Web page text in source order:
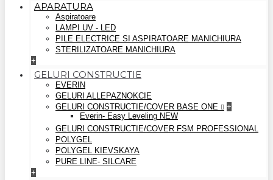
APARATURA
Aspiratoare
LAMPI UV - LED
PILE ELECTRICE SI ASPIRATOARE MANICHIURA
STERILIZATOARE MANICHIURA
+
GELURI CONSTRUCTIE
EVERIN
GELURI ALLEPAZNOKCIE
GELURI CONSTRUCTIE/COVER BASE ONE
+
Everin- Easy Leveling NEW
GELURI CONSTRUCTIE/COVER FSM PROFESSIONAL
POLYGEL
POLYGEL KIEVSKAYA
PURE LINE- SILCARE
+